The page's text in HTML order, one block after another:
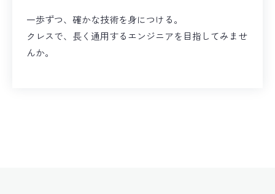
一歩ずつ、確かな技術を身につける。
クレスで、長く通用するエンジニアを目指してみませ
んか。